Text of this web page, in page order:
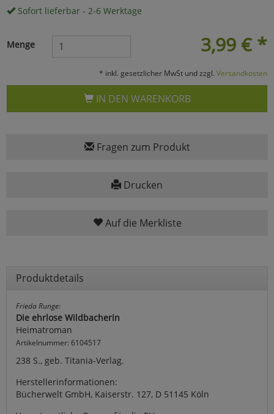
Sofort lieferbar - 2-6 Werktage
3,99 € *
Menge
* inkl. gesetzlicher MwSt und zzgl. Versandkosten
IN DEN WARENKORB
Fragen zum Produkt
Drucken
Auf die Merkliste
Produktdetails
Frieda Runge:
Die ehrlose Wildbacherin
Heimatroman
Artikelnummer: 6104517
238 S., geb. Titania-Verlag.
Herstellerinformationen:
Bücherwelt GmbH, Kaiserstr. 127, D 51145 Köln
Umfragetools
Cookies
Alle Akzeptieren